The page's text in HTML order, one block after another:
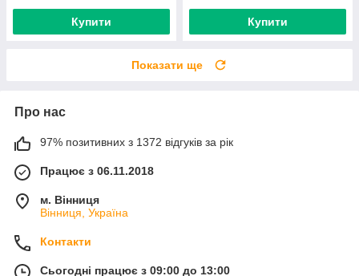
Купити Купити
Показати ще
Про нас
97% позитивних з 1372 відгуків за рік
Працює з 06.11.2018
м. Вінниця
Вінниця, Україна
Контакти
Сьогодні працює з 09:00 до 13:00